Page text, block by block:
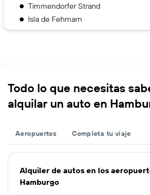
Timmendorfer Strand
Isla de Fehmarn
Todo lo que necesitas
alquilar un auto en
Aeropuertos Completa tu viaje
Alquiler de autos en los
Hamburgo